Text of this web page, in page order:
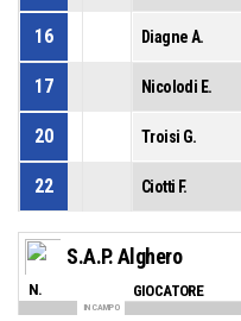
16 Diagne A.
17 Nicolodi E.
20 Troisi G.
22 Ciotti F.
S.A.P. Alghero
N. GIOCATORE
IN CAMPO